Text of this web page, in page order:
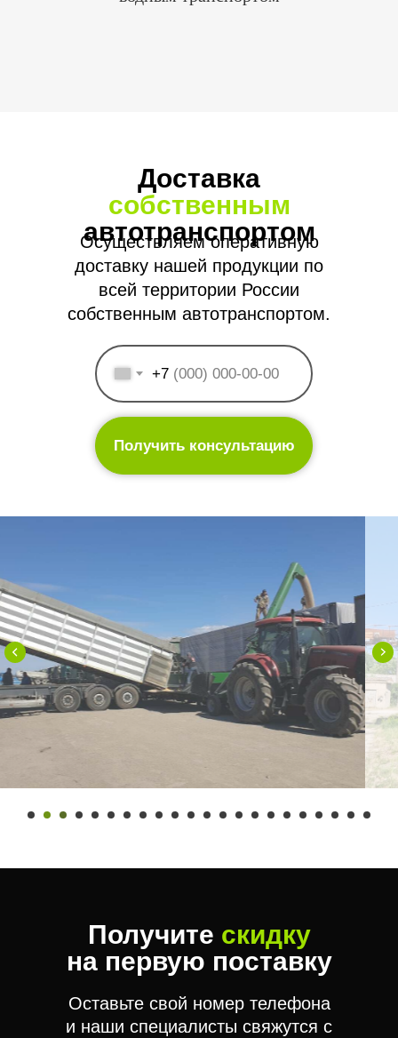
Доставка
собственным
автотранспортом
Осуществляем оперативную
доставку нашей продукции по
всей территории России
собственным автотранспортом.
+7
Получить консультацию
Получите скидку
на первую поставку
Оставьте свой номер телефона
и наши специалисты свяжутся с